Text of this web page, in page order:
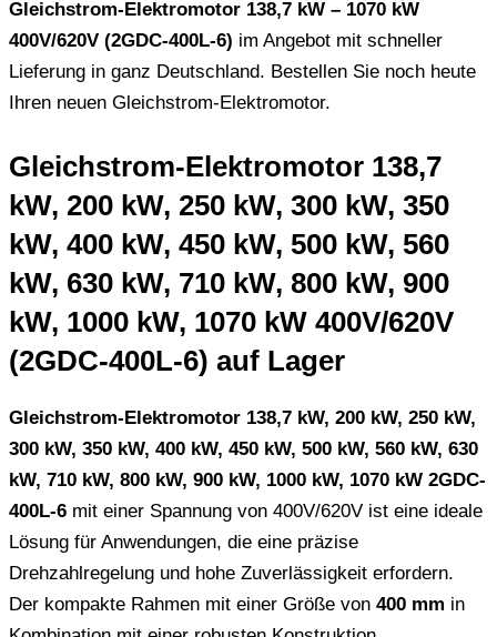
Gleichstrom-Elektromotor 138,7 kW – 1070 kW
400V/620V (2GDC-400L-6) im Angebot mit schneller
Lieferung in ganz Deutschland. Bestellen Sie noch heute
Ihren neuen Gleichstrom-Elektromotor.
Gleichstrom-Elektromotor 138,7
kW, 200 kW, 250 kW, 300 kW, 350
kW, 400 kW, 450 kW, 500 kW, 560
kW, 630 kW, 710 kW, 800 kW, 900
kW, 1000 kW, 1070 kW 400V/620V
(2GDC-400L-6) auf Lager
Gleichstrom-Elektromotor 138,7 kW, 200 kW, 250 kW,
300 kW, 350 kW, 400 kW, 450 kW, 500 kW, 560 kW, 630
kW, 710 kW, 800 kW, 900 kW, 1000 kW, 1070 kW 2GDC-
400L-6 mit einer Spannung von 400V/620V ist eine ideale
Lösung für Anwendungen, die eine präzise
Drehzahlregelung und hohe Zuverlässigkeit erfordern.
Der kompakte Rahmen mit einer Größe von 400 mm in